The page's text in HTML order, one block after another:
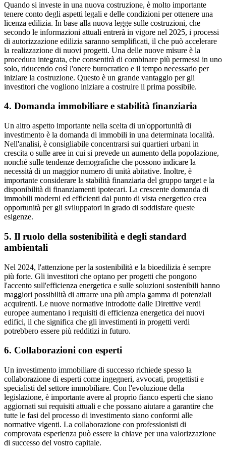
Quando si investe in una nuova costruzione, è molto importante
tenere conto degli aspetti legali e delle condizioni per ottenere una
licenza edilizia. In base alla nuova legge sulle costruzioni, che
secondo le informazioni attuali entrerà in vigore nel 2025, i processi
di autorizzazione edilizia saranno semplificati, il che può accelerare
la realizzazione di nuovi progetti. Una delle nuove misure è la
procedura integrata, che consentirà di combinare più permessi in uno
solo, riducendo così l'onere burocratico e il tempo necessario per
iniziare la costruzione. Questo è un grande vantaggio per gli
investitori che vogliono iniziare a costruire il prima possibile.
4. Domanda immobiliare e stabilità finanziaria
Un altro aspetto importante nella scelta di un'opportunità di
investimento è la domanda di immobili in una determinata località.
Nell'analisi, è consigliabile concentrarsi sui quartieri urbani in
crescita o sulle aree in cui si prevede un aumento della popolazione,
nonché sulle tendenze demografiche che possono indicare la
necessità di un maggior numero di unità abitative. Inoltre, è
importante considerare la stabilità finanziaria del gruppo target e la
disponibilità di finanziamenti ipotecari. La crescente domanda di
immobili moderni ed efficienti dal punto di vista energetico crea
opportunità per gli sviluppatori in grado di soddisfare queste
esigenze.
5. Il ruolo della sostenibilità e degli standard
ambientali
Nel 2024, l'attenzione per la sostenibilità e la bioedilizia è sempre
più forte. Gli investitori che optano per progetti che pongono
l'accento sull'efficienza energetica e sulle soluzioni sostenibili hanno
maggiori possibilità di attrarre una più ampia gamma di potenziali
acquirenti. Le nuove normative introdotte dalle Direttive verdi
europee aumentano i requisiti di efficienza energetica dei nuovi
edifici, il che significa che gli investimenti in progetti verdi
potrebbero essere più redditizi in futuro.
6. Collaborazioni con esperti
Un investimento immobiliare di successo richiede spesso la
collaborazione di esperti come ingegneri, avvocati, progettisti e
specialisti del settore immobiliare. Con l'evoluzione della
legislazione, è importante avere al proprio fianco esperti che siano
aggiornati sui requisiti attuali e che possano aiutare a garantire che
tutte le fasi del processo di investimento siano conformi alle
normative vigenti. La collaborazione con professionisti di
comprovata esperienza può essere la chiave per una valorizzazione
di successo del vostro capitale.